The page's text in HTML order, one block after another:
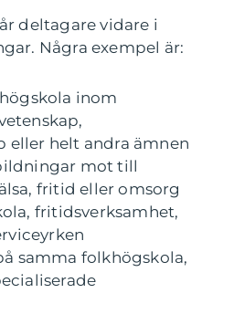
deltagare vidare i
Några exempel är:
inom
eller helt andra ämnen
mot till
fritid eller omsorg
fritidsverksamhet,
samma folkhögskola,